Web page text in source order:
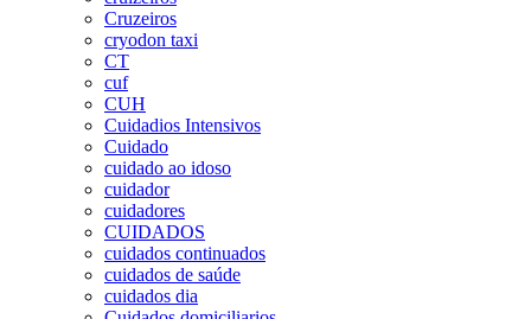
Cruzeiros
cryodon taxi
CT
cuf
CUH
Cuidadios Intensivos
Cuidado
cuidado ao idoso
cuidador
cuidadores
CUIDADOS
cuidados continuados
cuidados de saúde
cuidados dia